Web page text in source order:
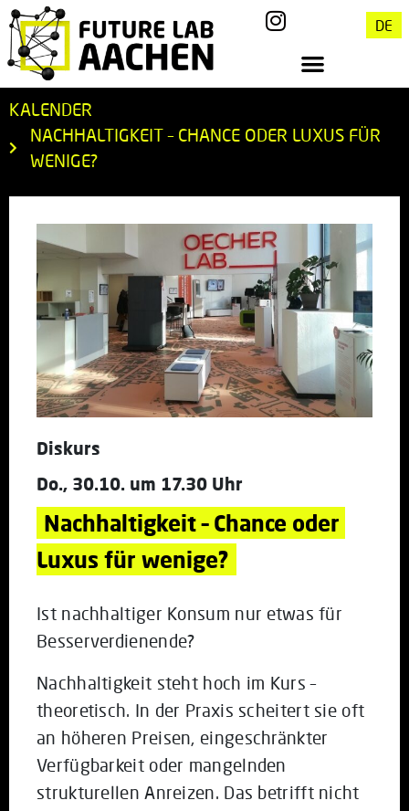
DE
KALENDER
NACHHALTIGKEIT – CHANCE ODER LUXUS FÜR
WENIGE?
Diskurs
Do., 30.10. um 17.30 Uhr
Nachhaltigkeit – Chance oder
Luxus für wenige?
Ist nachhaltiger Konsum nur etwas für
Besserverdienende?
Nachhaltigkeit steht hoch im Kurs –
theoretisch. In der Praxis scheitert sie oft
an höheren Preisen, eingeschränkter
Verfügbarkeit oder mangelnden
strukturellen Anreizen. Das betrifft nicht